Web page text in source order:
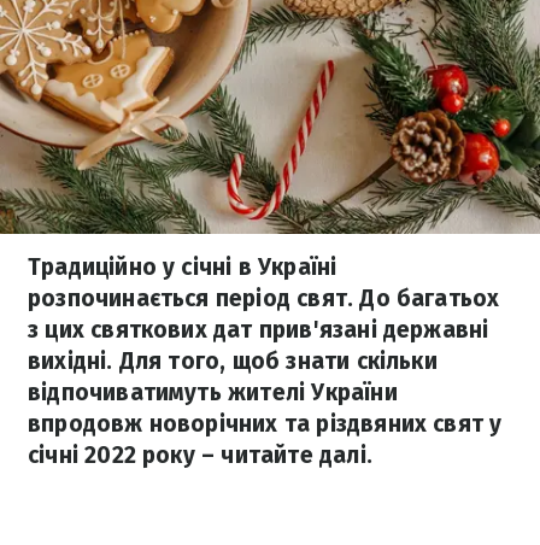
Традиційно у січні в Україні
розпочинається період свят. До багатьох
з цих святкових дат прив'язані державні
вихідні. Для того, щоб знати скільки
відпочиватимуть жителі України
впродовж новорічних та різдвяних свят у
січні 2022 року – читайте далі.